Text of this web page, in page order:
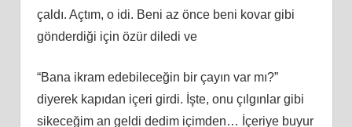
çaldı. Açtım, o idi. Beni az önce beni kovar gibi
gönderdiği için özür diledi ve
“Bana ikram edebileceğin bir çayın var mı?”
diyerek kapıdan içeri girdi. İşte, onu çılgınlar gibi
sikeceğim an geldi dedim içimden… İçeriye buyur